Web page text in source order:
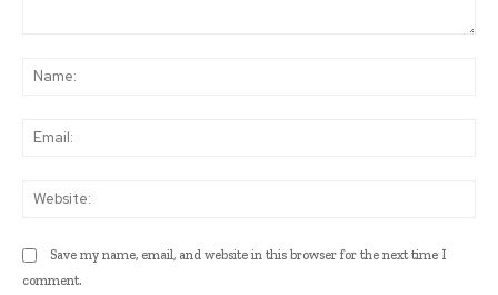
Save my name, email, and website in this browser for the next time I
comment.